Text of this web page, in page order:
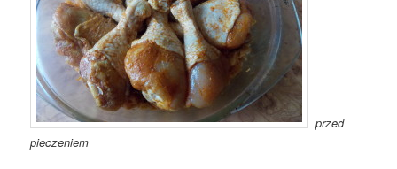
przed
pieczeniem